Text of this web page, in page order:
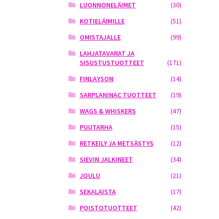
LUONNONELÄIMET
(30)
KOTIELÄIMILLE
(51)
OMISTAJALLE
(99)
LAHJATAVARAT JA
SISUSTUSTUOTTEET
(171)
FINLAYSON
(14)
SARPLANINAC TUOTTEET
(19)
WAGS & WHISKERS
(47)
PUUTARHA
(15)
RETKEILY JA METSÄSTYS
(12)
SIEVIN JALKINEET
(34)
JOULU
(21)
SEKALAISTA
(17)
POISTOTUOTTEET
(42)